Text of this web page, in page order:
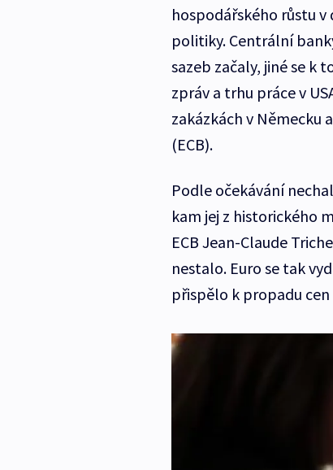
hospodářského růstu
politiky. Centrální
sazeb začaly, jiné se k
zpráv a trhu práce v
zakázkách v Německu
(ECB).
Podle očekávání
kam jej z historického
ECB Jean-Claude
nestalo. Euro se tak
přispělo k propadu